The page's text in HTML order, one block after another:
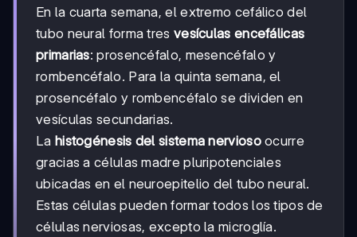
En la cuarta semana, el extremo cefálico del
tubo neural forma tres vesículas encefálicas
primarias: prosencéfalo, mesencéfalo y
rombencéfalo. Para la quinta semana, el
prosencéfalo y rombencéfalo se dividen en
vesículas secundarias.
La histogénesis del sistema nerviosoocurre
gracias a células madre pluripotenciales
ubicadas en el neuroepitelio del tubo neural.
Estas células pueden formar todos los tipos de
células nerviosas, excepto la microglía.